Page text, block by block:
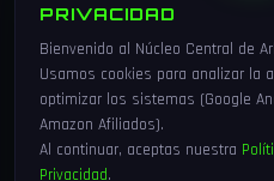
PRIVACIDAD
Bienvenido al Núcleo Central de
Usamos cookies para analizar la
optimizar los sistemas (Google
Amazon Afiliados).
Al continuar, aceptas nuestra
Privacidad.